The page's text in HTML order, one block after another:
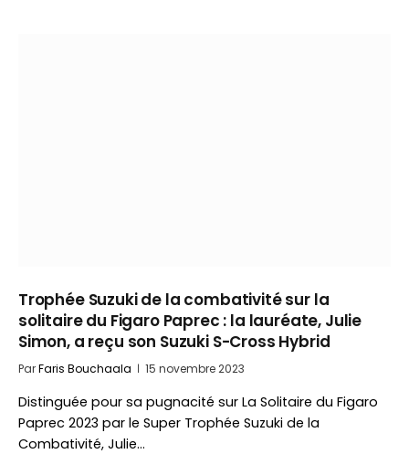
Trophée Suzuki de la combativité sur la
solitaire du Figaro Paprec : la lauréate, Julie
Simon, a reçu son Suzuki S-Cross Hybrid
ParFaris Bouchaala 15 novembre 2023
Distinguée pour sa pugnacité sur La Solitaire du Figaro
Paprec 2023 par le Super Trophée Suzuki de la
Combativité, Julie…